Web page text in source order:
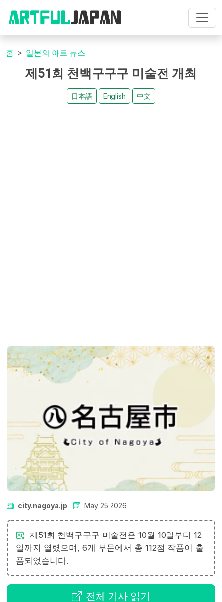
홈 일본의 아트 뉴스
제51회 천백구구구 미술전 개최
日本語 English 中文
city.nagoya.jp May 25 2026
제51회 천백구구구 미술전은 10월 10일부터 12
일까지 열렸으며, 6개 부문에서 총 112점 작품이 출
품되었습니다.
전체 기사 읽기